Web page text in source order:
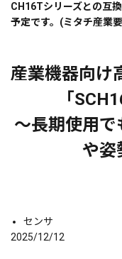
CH16Tシリーズとの互
予定です。(ミタチ産業
産業機器向け
「
～長期使用
や姿
センサ
2025/12/12